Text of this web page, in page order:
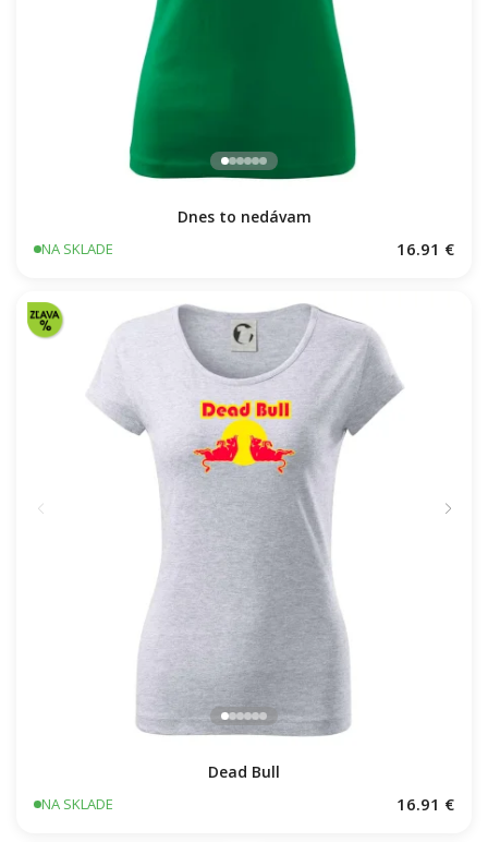
NA SKLADE